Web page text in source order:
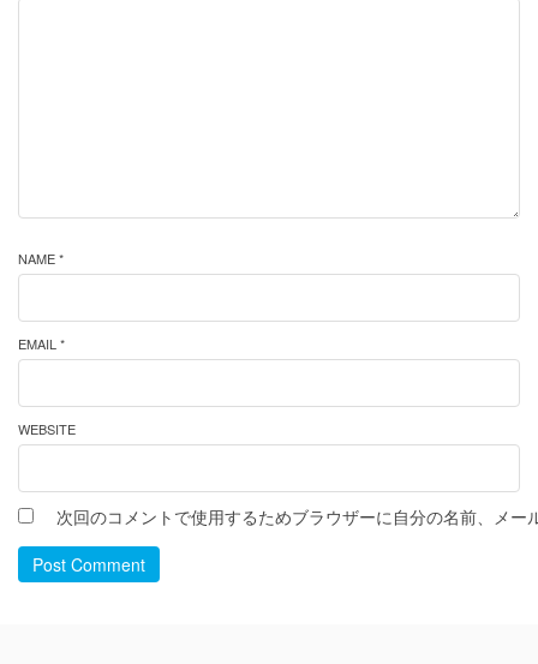
NAME *
EMAIL *
WEBSITE
次回のコメントで使用するためブラウザーに自分の名前、メー
Post Comment